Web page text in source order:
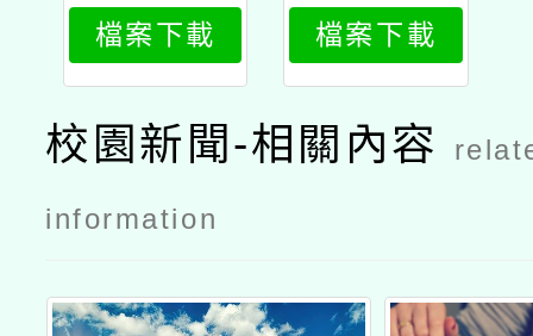
「華語文能
力測驗」11
3年9月正式
考試公文
檔案下載
「華語文能
力測驗」11
3年9月正式
考試海報
檔案下載
校園新聞-相關內容
information